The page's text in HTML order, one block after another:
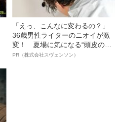
「えっ、こんなに変わるの？」
36歳男性ライターのニオイが激
変！ 夏場に気になる“頭皮のニ
オイ”や“ベタつき”を解消す
PR（株式会社スヴェンソン）